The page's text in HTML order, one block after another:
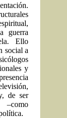
guerra
Ello
social a
y
de ser
–como